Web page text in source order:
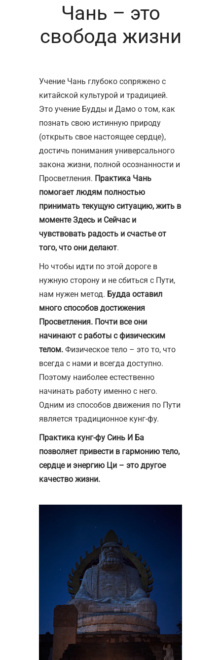
Чань – это
свобода жизни
Учение Чань глубоко сопряжено с
китайской культурой и традицией.
Это учение Будды и Дамо о том, как
познать свою истинную природу
(открыть свое настоящее сердце),
достичь понимания универсального
закона жизни, полной осознанности и
Просветления. Практика Чань
помогает людям полностью
принимать текущую ситуацию, жить в
моменте Здесь и Сейчас и
чувствовать радость и счастье от
того, что они делают.
Но чтобы идти по этой дороге в
нужную сторону и не сбиться с Пути,
нам нужен метод. Будда оставил
много способов достижения
Просветления. Почти все они
начинают с работы с физическим
телом. Физическое тело – это то, что
всегда с нами и всегда доступно.
Поэтому наиболее естественно
начинать работу именно с него.
Одним из способов движения по Пути
является традиционное кунг-фу.
Практика кунг-фу Синь И Ба
позволяет привести в гармонию тело,
сердце и энергию Ци – это другое
качество жизни.